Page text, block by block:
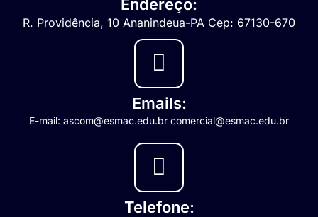
Endereço:
R. Providência, 10 Ananindeua-PA Cep: 67130-670
Emails:
E-mail: ascom@esmac.edu.br comercial@esmac.edu.br
Telefone: